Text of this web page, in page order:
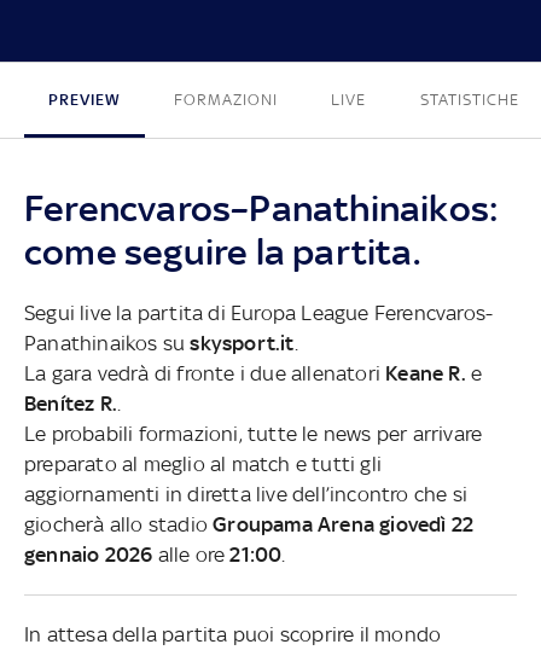
PREVIEW FORMAZIONI LIVE STATISTICHE
Ferencvaros–Panathinaikos:
come seguire la partita.
Segui live la partita di Europa League Ferencvaros-
Panathinaikos suskysport.it
La gara vedrà di fronte i due allenatori Keane R. e
Benítez R.
Le probabili formazioni, tutte le news per arrivare
preparato al meglio al match e tutti gli
aggiornamenti in diretta live dell’incontro che si
giocherà allo stadioGroupama Arena giovedì 22
gennaio 2026 alle ore21:00
In attesa della partita puoi scoprire il mondo